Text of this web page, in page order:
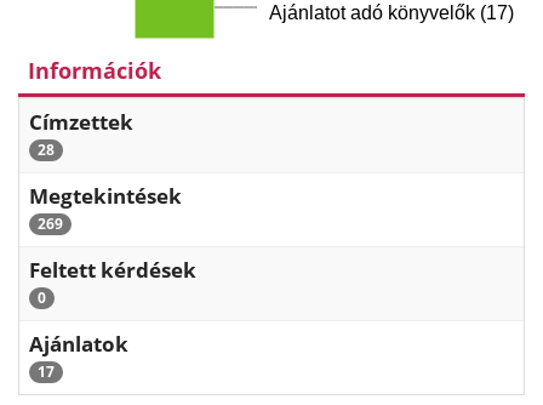
Ajánlatot adó könyvelők (17)
Információk
Címzettek
28
Megtekintések
269
Feltett kérdések
0
Ajánlatok
17